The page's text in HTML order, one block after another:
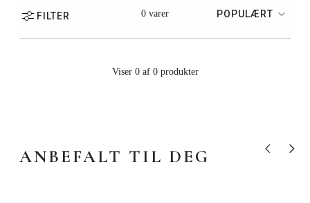
FILTER 0 varer POPULÆRT
Viser 0 af 0 produkter
ANBEFALT TIL DEG Vis forrige
Vis